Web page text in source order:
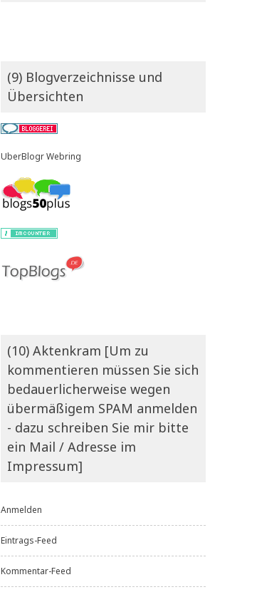
(9) Blogverzeichnisse und
Übersichten
UberBlogr Webring
(10) Aktenkram [Um zu
kommentieren müssen Sie sich
bedauerlicherweise wegen
übermäßigem SPAM anmelden
- dazu schreiben Sie mir bitte
ein Mail / Adresse im
Impressum]
Anmelden
Eintrags-Feed
Kommentar-Feed